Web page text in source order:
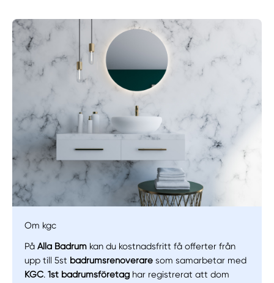
Välj tillvägagångssätt
Om kgc
PåAlla Badrum kan du kostnadsfritt få offerter från
upp till 5st badrumsrenoverare som samarbetar med
KGC.1st badrumsföretag har registrerat att dom